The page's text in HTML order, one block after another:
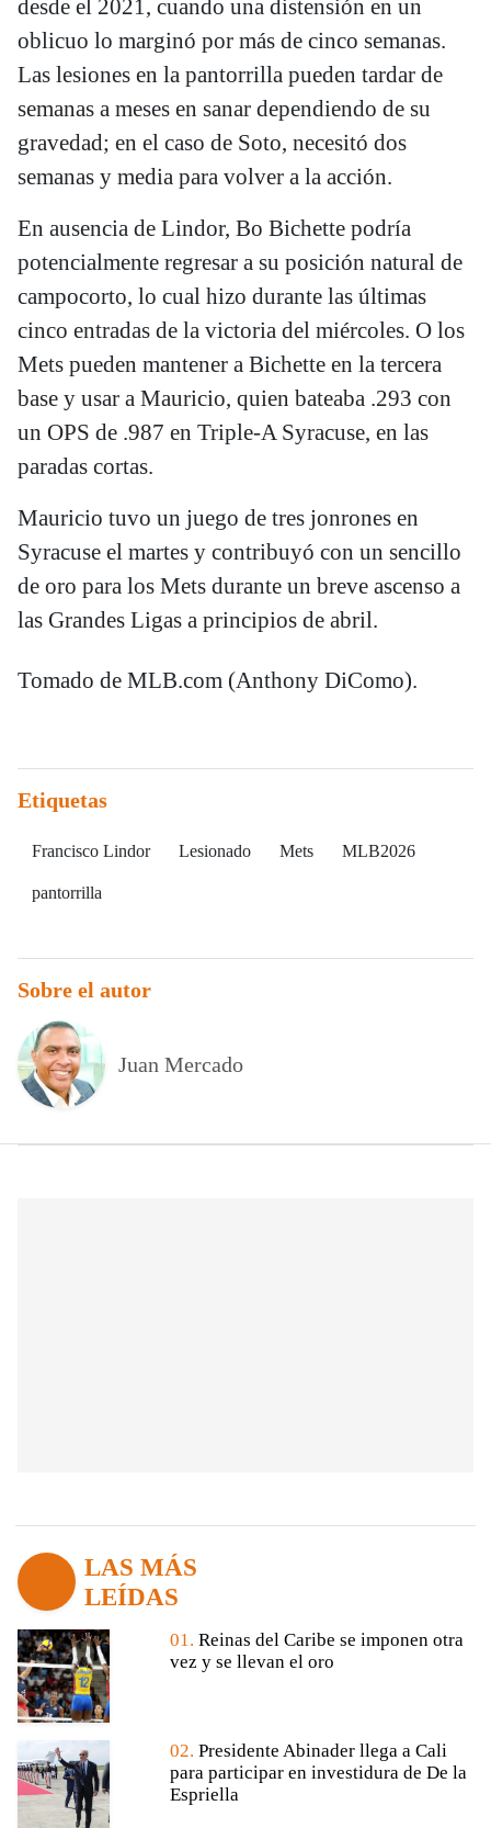
desde el 2021, cuando una distensión en un
oblicuo lo marginó por más de cinco semanas.
Las lesiones en la pantorrilla pueden tardar de
semanas a meses en sanar dependiendo de su
gravedad; en el caso de Soto, necesitó dos
semanas y media para volver a la acción.
En ausencia de Lindor, Bo Bichette podría
potencialmente regresar a su posición natural de
campocorto, lo cual hizo durante las últimas
cinco entradas de la victoria del miércoles. O los
Mets pueden mantener a Bichette en la tercera
base y usar a Mauricio, quien bateaba .293 con
un OPS de .987 en Triple-A Syracuse, en las
paradas cortas.
Mauricio tuvo un juego de tres jonrones en
Syracuse el martes y contribuyó con un sencillo
de oro para los Mets durante un breve ascenso a
las Grandes Ligas a principios de abril.
Tomado de MLB.com (Anthony DiComo).
Etiquetas
Francisco Lindor Lesionado Mets MLB2026
pantorrilla
Sobre el autor
Juan Mercado
LAS MÁS
LEÍDAS
01. Reinas del Caribe se imponen otra
vez y se llevan el oro
02. Presidente Abinader llega a Cali
para participar en investidura de De la
Espriella